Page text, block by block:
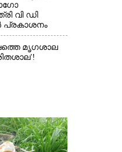
വി ഡി
മൃഗശാല